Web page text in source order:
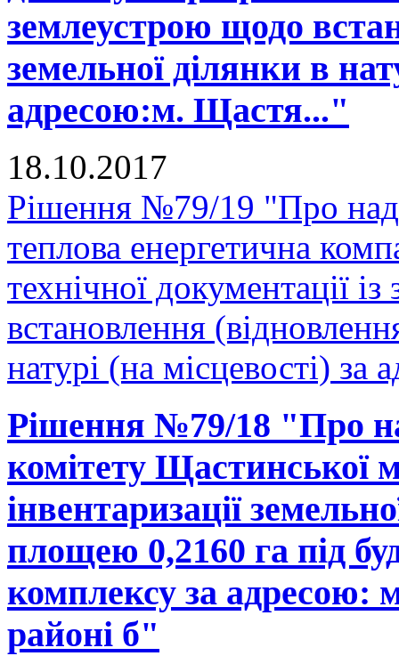
землеустрою щодо
земельної ділянки в
адресою:м. Щастя..."
18.10.2017
Рішення №79/19 "Про
теплова енергетична
технічної документації
встановлення
натурі (на місцевості)
Рішення №79/18 "Про
комітету Щастинської
інвентаризації
площею 0,2160 га під
комплексу за
районі б"